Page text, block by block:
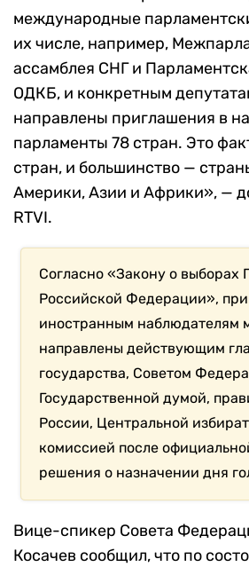
международные
их числе, например,
ассамблея СНГ и
ОДКБ, и конкретным
направлены приглашения в
парламенты 78 стран. Это
стран, и большинство —
Америки, Азии и Африки», —
RTVI.
Согласно «Закону о выборах
Российской Федерации»,
иностранным наблюдателям
направлены действующим
государства, Советом
Государственной думой,
России, Центральной
комиссией после
решения о назначении дня
Вице-спикер Совета
Косачев сообщил, что по